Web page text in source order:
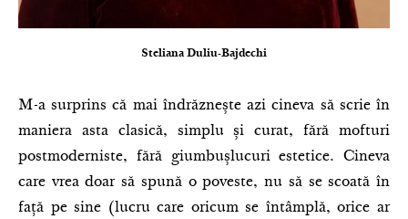
Steliana Duliu-Bajdechi
M-a surprins că mai îndrăznește azi cineva să scrie în
maniera asta clasică, simplu și curat, fără mofturi
postmoderniste, fără giumbușlucuri estetice. Cineva
care vrea doar să spună o poveste, nu să se scoată în
față pe sine (lucru care oricum se întâmplă, orice ar